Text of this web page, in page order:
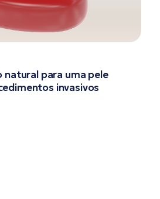
natural para uma pele
invasivos